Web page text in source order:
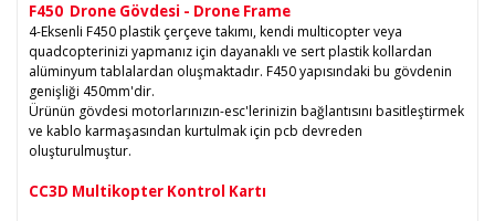
F450 Drone Gövdesi - Drone Frame
4-Eksenli F450 plastik çerçeve takımı, kendi multicopter veya
quadcopterinizi yapmanız için dayanaklı ve sert plastik kollardan
alüminyum tablalardan oluşmaktadır. F450 yapısındaki bu gövdenin
genişliği 450mm'dir.
Ürünün gövdesi motorlarınızın-esc'lerinizin bağlantısını basitleştirmek
ve kablo karmaşasından kurtulmak için pcb devreden
oluşturulmuştur.
CC3D Multikopter Kontrol Kartı